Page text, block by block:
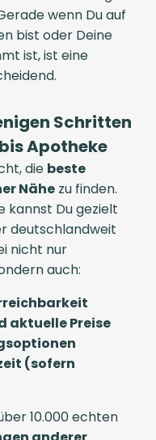
wenn Du auf
bist oder Deine
ist, ist eine
Schritten
Apotheke
die beste
Nähe zu finden.
kannst Du gezielt
deutschlandweit
nicht nur
auch:
aktuelle Preise
(sofern
10.000 echten